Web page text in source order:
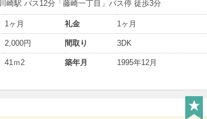
崎駅 バス12分「藤崎一丁目」バス停 徒歩3分
1ヶ月 礼金 1ヶ月
2,000円 間取り 3DK
41ｍ2 築年月 1995年12月